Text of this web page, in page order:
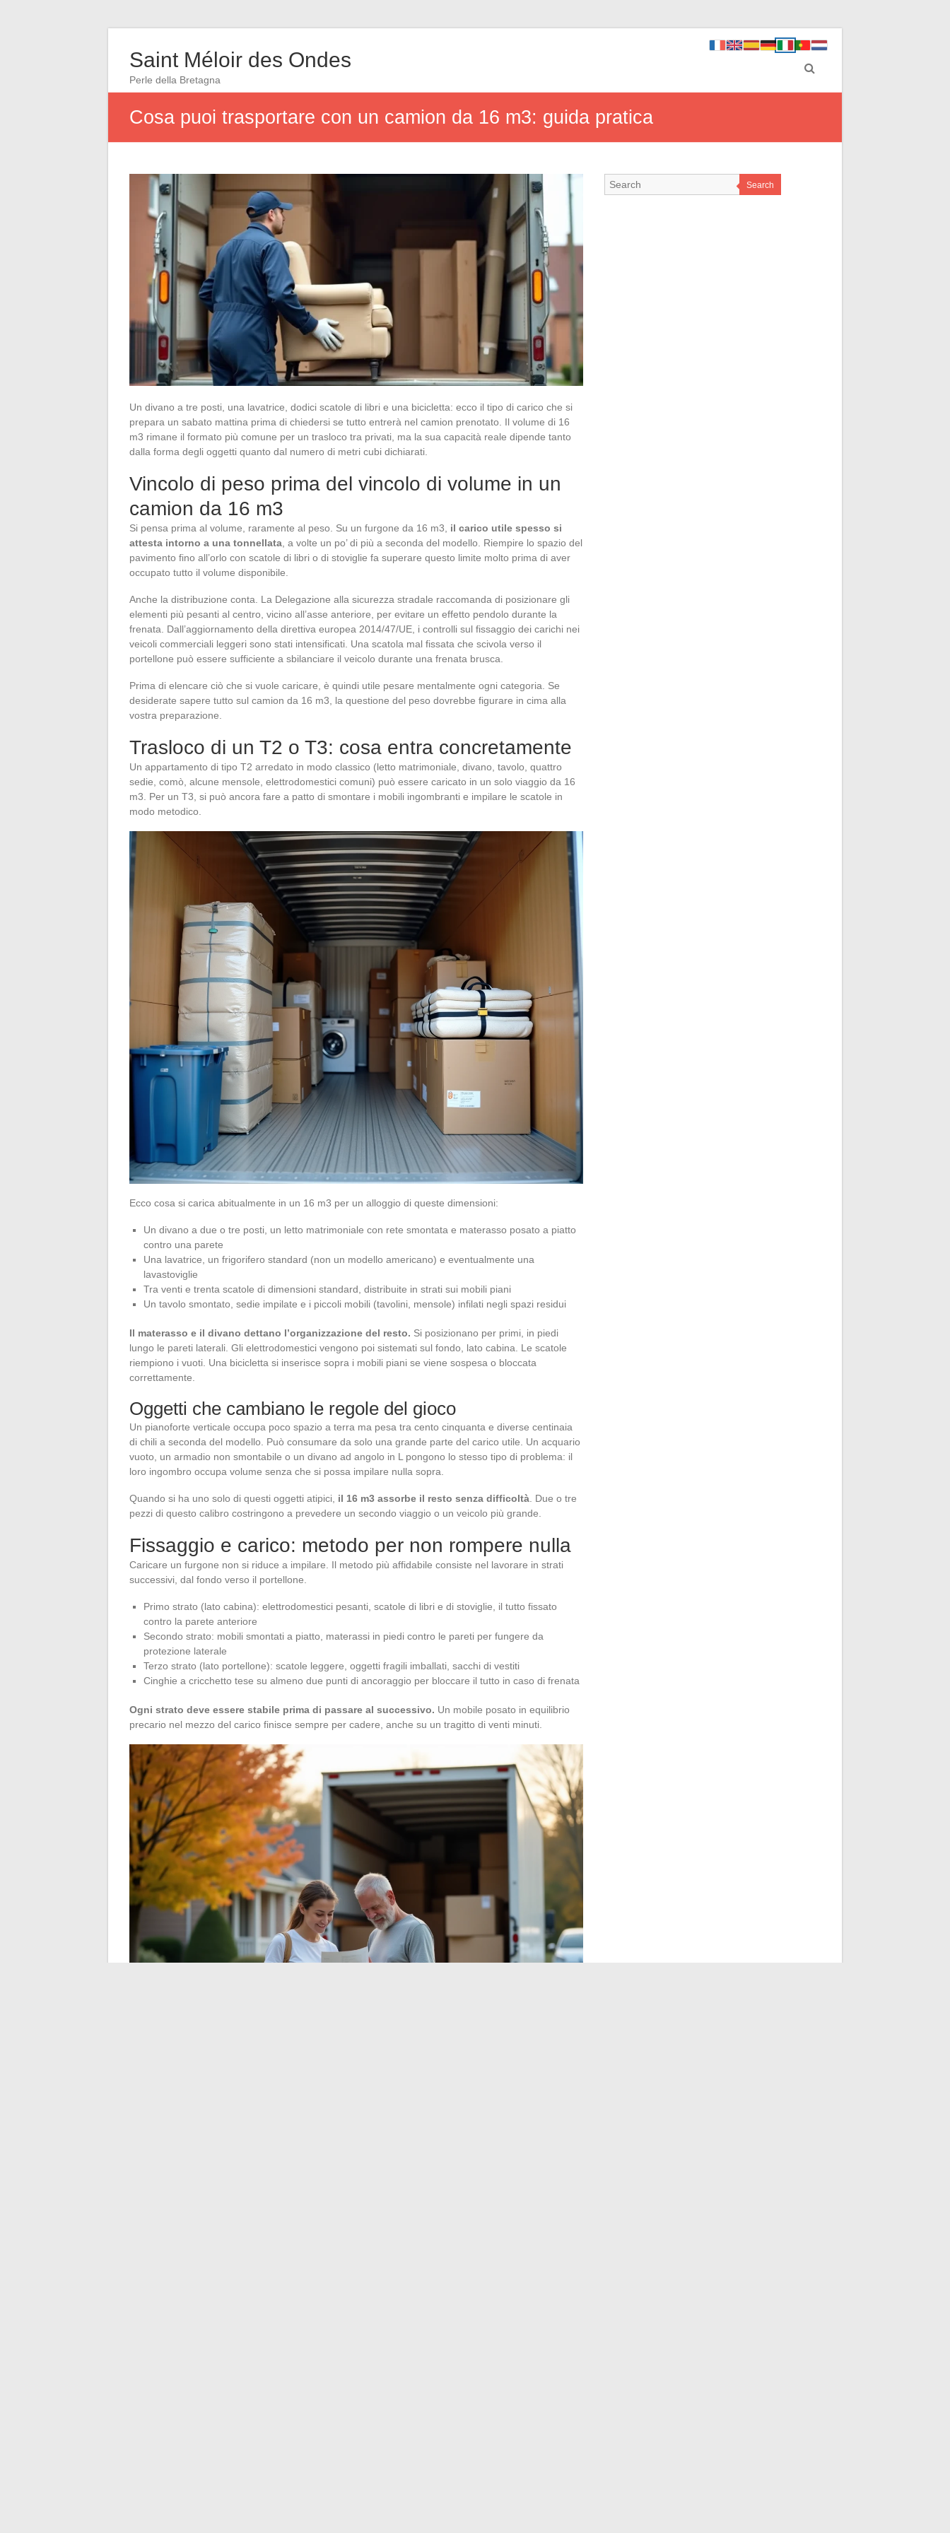
Saint Méloir des Ondes
Perle della Bretagna
Cosa puoi trasportare con un camion da 16 m3: guida pratica
Un divano a tre posti, una lavatrice, dodici scatole di libri e una bicicletta: ecco il tipo di carico che si
prepara un sabato mattina prima di chiedersi se tutto entrerà nel camion prenotato. Il volume di 16
m3 rimane il formato più comune per un trasloco tra privati, ma la sua capacità reale dipende tanto
dalla forma degli oggetti quanto dal numero di metri cubi dichiarati.
Vincolo di peso prima del vincolo di volume in un
camion da 16 m3
Si pensa prima al volume, raramente al peso. Su un furgone da 16 m3, il carico utile spesso si
attesta intorno a una tonnellata , a volte un po’ di più a seconda del modello. Riempire lo spazio del
pavimento fino all’orlo con scatole di libri o di stoviglie fa superare questo limite molto prima di aver
occupato tutto il volume disponibile.
Anche la distribuzione conta. La Delegazione alla sicurezza stradale raccomanda di posizionare gli
elementi più pesanti al centro, vicino all’asse anteriore, per evitare un effetto pendolo durante la
frenata. Dall’aggiornamento della direttiva europea 2014/47/UE, i controlli sul fissaggio dei carichi nei
veicoli commerciali leggeri sono stati intensificati. Una scatola mal fissata che scivola verso il
portellone può essere sufficiente a sbilanciare il veicolo durante una frenata brusca.
Prima di elencare ciò che si vuole caricare, è quindi utile pesare mentalmente ogni categoria. Se
desiderate sapere tutto sul camion da 16 m3, la questione del peso dovrebbe figurare in cima alla
vostra preparazione.
Trasloco di un T2 o T3: cosa entra concretamente
Un appartamento di tipo T2 arredato in modo classico (letto matrimoniale, divano, tavolo, quattro
sedie, comò, alcune mensole, elettrodomestici comuni) può essere caricato in un solo viaggio da 16
m3. Per un T3, si può ancora fare a patto di smontare i mobili ingombranti e impilare le scatole in
modo metodico.
Ecco cosa si carica abitualmente in un 16 m3 per un alloggio di queste dimensioni:
Un divano a due o tre posti, un letto matrimoniale con rete smontata e materasso posato a piatto
contro una parete
Una lavatrice, un frigorifero standard (non un modello americano) e eventualmente una
lavastoviglie
Tra venti e trenta scatole di dimensioni standard, distribuite in strati sui mobili piani
Un tavolo smontato, sedie impilate e i piccoli mobili (tavolini, mensole) infilati negli spazi residui
Il materasso e il divano dettano l’organizzazione del resto. Si posizionano per primi, in piedi
lungo le pareti laterali. Gli elettrodomestici vengono poi sistemati sul fondo, lato cabina. Le scatole
riempiono i vuoti. Una bicicletta si inserisce sopra i mobili piani se viene sospesa o bloccata
correttamente.
Oggetti che cambiano le regole del gioco
Un pianoforte verticale occupa poco spazio a terra ma pesa tra cento cinquanta e diverse centinaia
di chili a seconda del modello. Può consumare da solo una grande parte del carico utile. Un acquario
vuoto, un armadio non smontabile o un divano ad angolo in L pongono lo stesso tipo di problema: il
loro ingombro occupa volume senza che si possa impilare nulla sopra.
Quando si ha uno solo di questi oggetti atipici, il 16 m3 assorbe il resto senza difficoltà. Due o tre
pezzi di questo calibro costringono a prevedere un secondo viaggio o un veicolo più grande.
Fissaggio e carico: metodo per non rompere nulla
Caricare un furgone non si riduce a impilare. Il metodo più affidabile consiste nel lavorare in strati
successivi, dal fondo verso il portellone.
Primo strato (lato cabina): elettrodomestici pesanti, scatole di libri e di stoviglie, il tutto fissato
contro la parete anteriore
Secondo strato: mobili smontati a piatto, materassi in piedi contro le pareti per fungere da
protezione laterale
Terzo strato (lato portellone): scatole leggere, oggetti fragili imballati, sacchi di vestiti
Cinghie a cricchetto tese su almeno due punti di ancoraggio per bloccare il tutto in caso di frenata
Ogni strato deve essere stabile prima di passare al successivo. Un mobile posato in equilibrio
precario nel mezzo del carico finisce sempre per cadere, anche su un tragitto di venti minuti.
Search